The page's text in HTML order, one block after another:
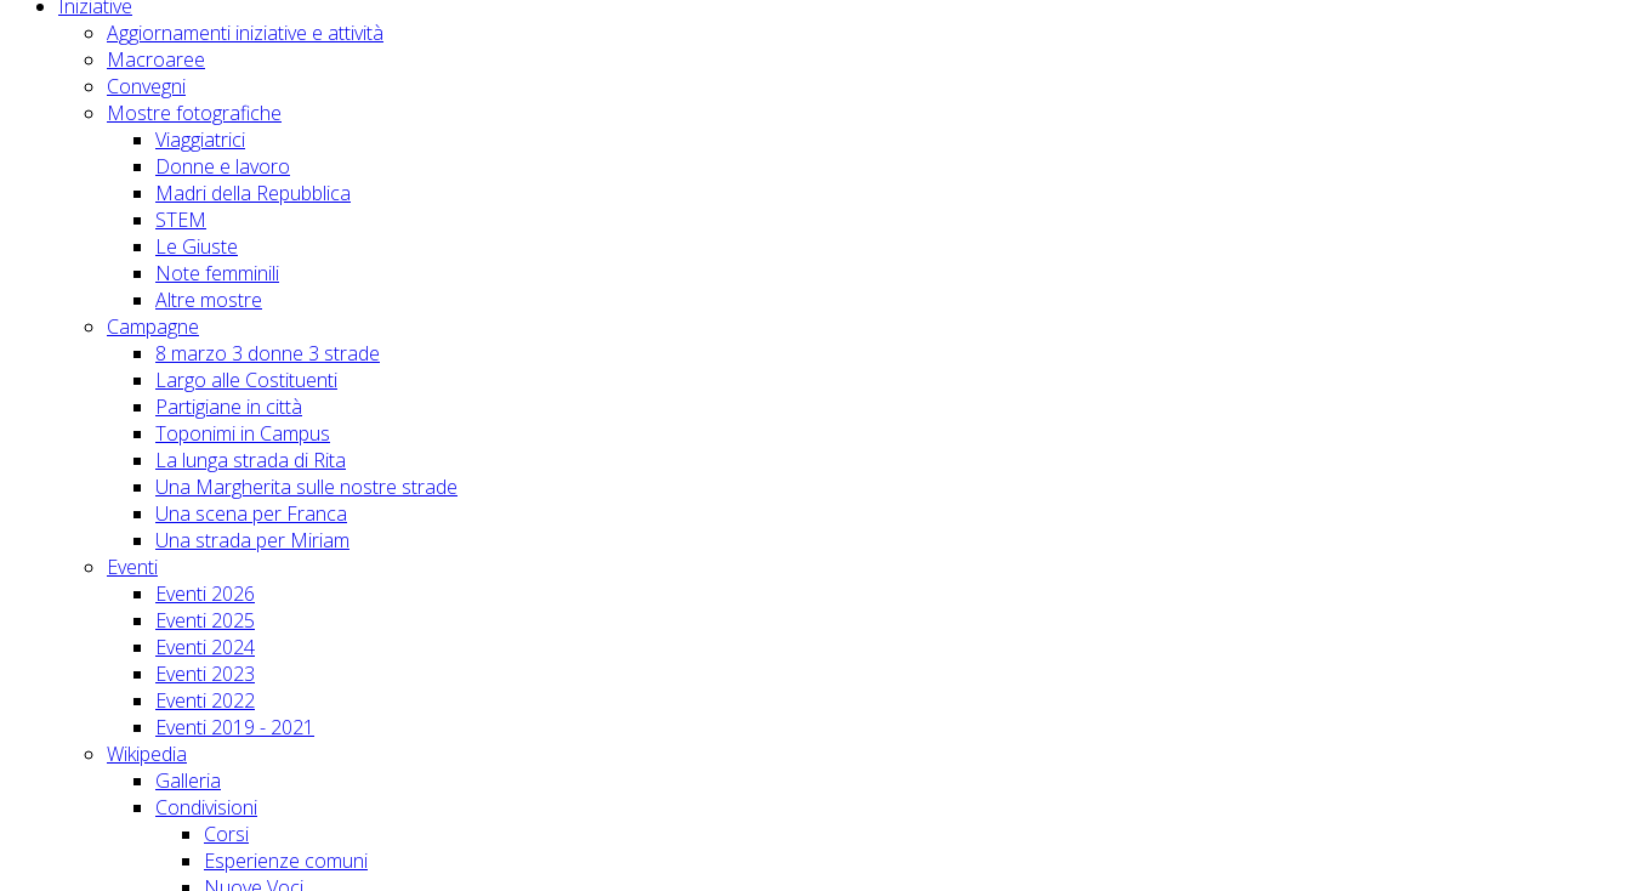
Iniziative
Aggiornamenti iniziative e attività
Macroaree
Convegni
Mostre fotografiche
Viaggiatrici
Donne e lavoro
Madri della Repubblica
STEM
Le Giuste
Note femminili
Altre mostre
Campagne
8 marzo 3 donne 3 strade
Largo alle Costituenti
Partigiane in città
Toponimi in Campus
La lunga strada di Rita
Una Margherita sulle nostre strade
Una scena per Franca
Una strada per Miriam
Eventi
Eventi 2026
Eventi 2025
Eventi 2024
Eventi 2023
Eventi 2022
Eventi 2019 - 2021
Wikipedia
Galleria
Condivisioni
Corsi
Esperienze comuni